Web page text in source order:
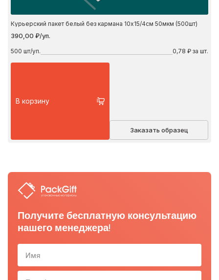
Курьерский пакет белый без кармана 10х15/4см 50мкм (500шт)
390,00 ₽/уп.
500 шт/уп. 0,78 ₽ за шт.
В корзину
Заказать образец
Получите бесплатную консультацию
нашего менеджера!
Имя
Телефон 10-